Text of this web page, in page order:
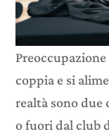
coppia e si
realtà sono due
o fuori dal club